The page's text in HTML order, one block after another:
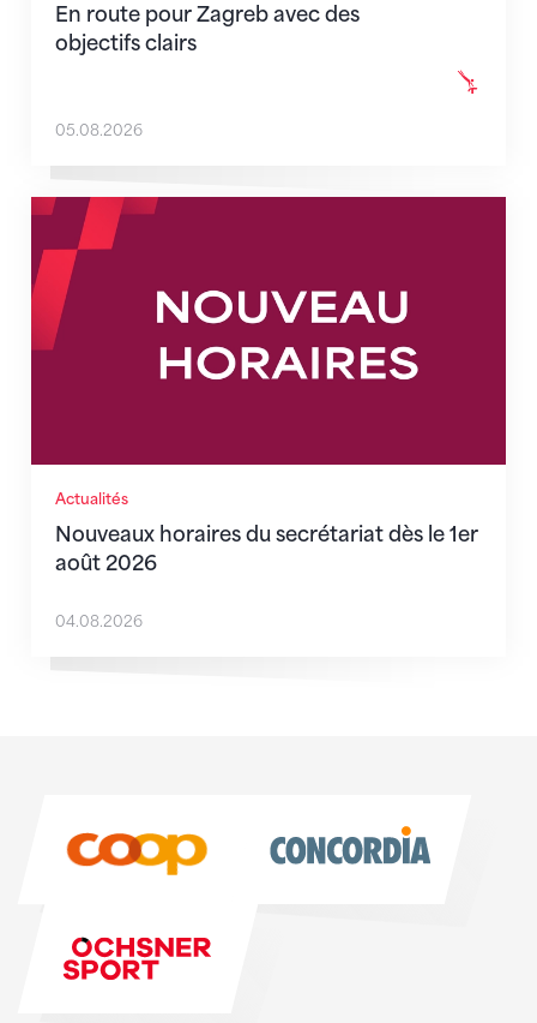
En route pour Zagreb avec des
objectifs clairs
05.08.2026
Actualités
Nouveaux horaires du secrétariat dès le 1er
août 2026
Nouveaux horaires du secrétariat dès le 1er août
04.08.2026